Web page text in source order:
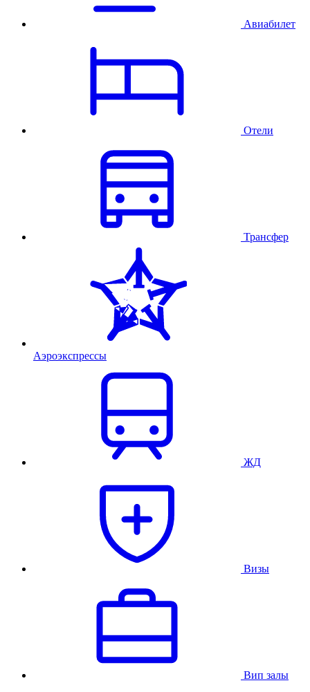
Авиабилет
Отели
Трансфер
Аэроэкспрессы
ЖД
Визы
Вип залы